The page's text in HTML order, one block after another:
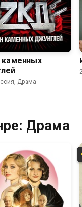
6.7
каменных
Драма
Драма